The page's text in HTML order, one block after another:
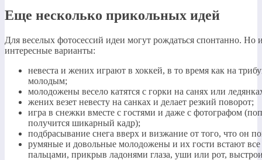
Еще несколько прикольных идей
Для веселых фотосессий идеи могут рождаться спонтанно. Но
интересные варианты:
невеста и жених играют в хоккей, в то время как на
молодым;
молодожены весело катятся с горки на санях или
жених везет невесту на санках и делает резкий поворот;
игра в снежки вместе с гостями и даже с фотографом
получится шикарный кадр);
подбрасывание снега вверх и визжание от того, что он
румяные и довольные молодожены и их гости встают
пальцами, прикрыв ладонями глаза, уши или рот,